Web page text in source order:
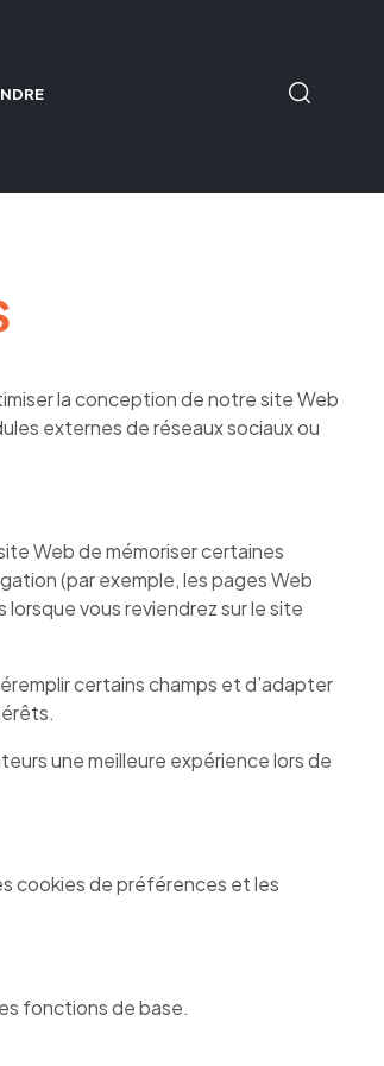
la conception de notre site Web
externes de réseaux sociaux ou
Web de mémoriser certaines
(par exemple, les pages Web
vous reviendrez sur le site
certains champs et d’adapter
une meilleure expérience lors de
cookies de préférences et les
fonctions de base.